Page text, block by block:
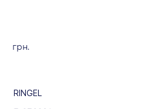
грн.
RINGEL